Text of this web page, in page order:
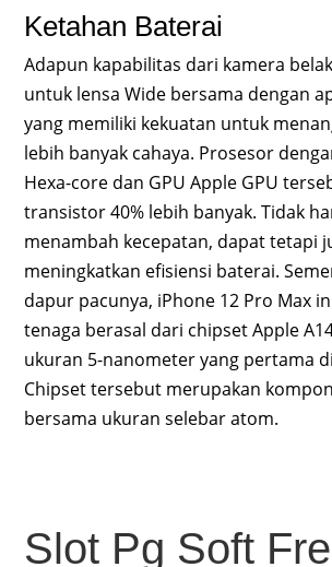
Ketahan Baterai
Adapun kapabilitas dari kamera
untuk lensa Wide bersama dengan
yang memiliki kekuatan untuk
lebih banyak cahaya. Prosesor
Hexa-core dan GPU Apple GPU
transistor 40% lebih banyak. Tidak
menambah kecepatan, dapat tetapi
meningkatkan efisiensi baterai.
dapur pacunya, iPhone 12 Pro Max
tenaga berasal dari chipset Apple
ukuran 5-nanometer yang pertama
Chipset tersebut merupakan
bersama ukuran selebar atom.
Slot Pg Soft